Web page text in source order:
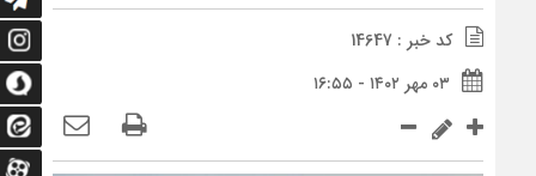
کد خبر : 14647
۰۳ مهر ۱۴۰۲ - ۱۶:۵۵